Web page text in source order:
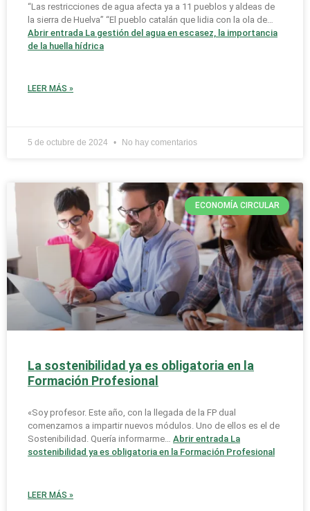
“Las restricciones de agua afecta ya a 11 pueblos y aldeas de
la sierra de Huelva” “El pueblo catalán que lidia con la ola de…
Abrir entrada La gestión del agua en escasez, la importancia
de la huella hídrica
LEER MÁS »
5 de octubre de 2024 No hay comentarios
ECONOMÍA CIRCULAR
La sostenibilidad ya es obligatoria en la
Formación Profesional
«Soy profesor. Este año, con la llegada de la FP dual
comenzamos a impartir nuevos módulos. Uno de ellos es el de
Sostenibilidad. Quería informarme… Abrir entrada La
sostenibilidad ya es obligatoria en la Formación Profesional
LEER MÁS »